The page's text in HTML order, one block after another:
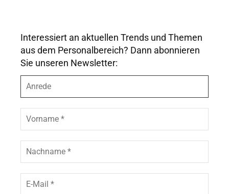
Interessiert an aktuellen Trends und Themen
aus dem Personalbereich? Dann abonnieren
Sie unseren Newsletter:
r
e
e
r
n
m
c
h